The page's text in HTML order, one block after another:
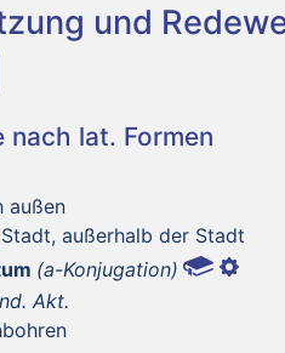
und
nach lat. Formen
außen
außerhalb der Stadt
(a-Konjugation)
Akt.